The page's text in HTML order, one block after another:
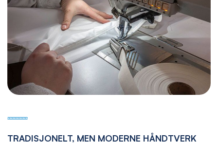
TRADISJONELT, MEN MODERNE HÅNDTVERK